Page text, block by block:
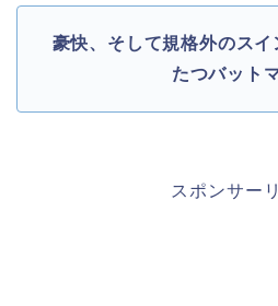
豪快、そして規格外のス
たつバット
スポンサー